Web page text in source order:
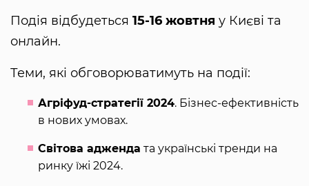
Подія відбудеться 15-16 жовтня у Києві та
онлайн.
Теми, які обговорюватимуть на події:
Агріфуд-стратегії 2024. Бізнес-ефективність
в нових умовах.
Світова адженда та українські тренди на
ринку їжі 2024.